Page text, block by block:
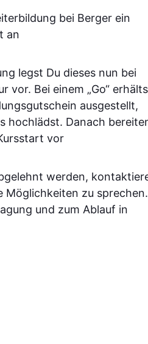
sich im Bereich
oder
👍
allem
einiges
und fühle
im
jetzt
sicherer.
bei Berger ein
an
legst Du dieses nun bei
vor. Bei einem „Go“
ausgestellt,
hochlädst. Danach
vor
werden,
Möglichkeiten zu sprechen.
und zum Ablauf in